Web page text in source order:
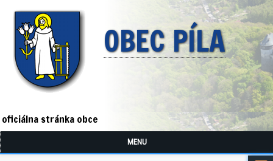
OBEC PÍLA
oficiálna stránka obce
MENU